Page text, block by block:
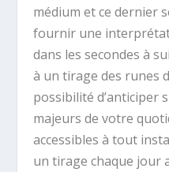
médium et ce dernier
fournir une
dans les secondes à
à un tirage des runes
possibilité d’anticiper
majeurs de votre
accessibles à tout
un tirage chaque jour